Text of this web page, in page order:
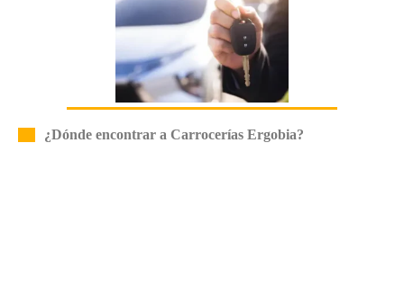
¿Dónde encontrar a Carrocerías Ergobia?